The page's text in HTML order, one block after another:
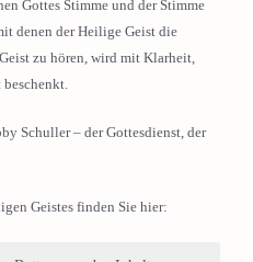
Gottes Stimme und der Stimme
denen der Heilige Geist die
zu hören, wird mit Klarheit,
Schuller – der Gottesdienst, der
Geistes finden Sie hier: